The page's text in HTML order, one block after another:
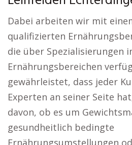
Dabei arbeiten wir mit
qualifizierten
die über Spezialisierungen
Ernährungsbereichen
gewährleistet, dass jeder
Experten an seiner Seite
davon, ob es um
gesundheitlich bedingte
Ernährungsumstellungen